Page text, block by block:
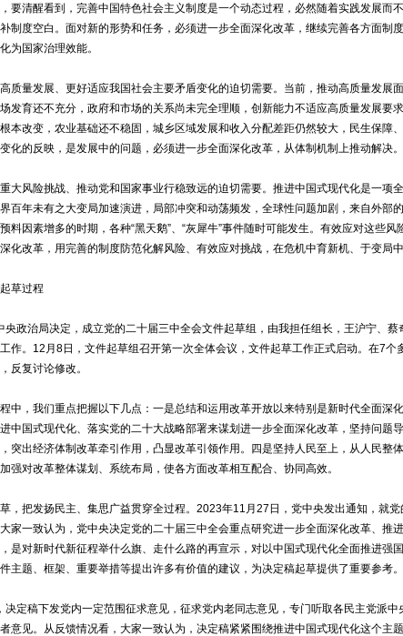
要清醒看到，完善中国特色社会主义制度是一个动态过程，必然随着实践发展而
制度空白。面对新的形势和任务，必须进一步全面深化改革，继续完善各方面制
为国家治理效能。
量发展、更好适应我国社会主要矛盾变化的迫切需要。当前，推动高质量发展
发育还不充分，政府和市场的关系尚未完全理顺，创新能力不适应高质量发展要
本改变，农业基础还不稳固，城乡区域发展和收入分配差距仍然较大，民生保障
化的反映，是发展中的问题，必须进一步全面深化改革，从体制机制上推动解决。
风险挑战、推动党和国家事业行稳致远的迫切需要。推进中国式现代化是一项
百年未有之大变局加速演进，局部冲突和动荡频发，全球性问题加剧，来自外部
料因素增多的时期，各种“黑天鹅”、“灰犀牛”事件随时可能发生。有效应对这些
化改革，用完善的制度防范化解风险、有效应对挑战，在危机中育新机、于变局中
草过程
治局决定，成立党的二十届三中全会文件起草组，由我担任组长，王沪宁、蔡
作。12月8日，文件起草组召开第一次全体会议，文件起草工作正式启动。在7
反复讨论修改。
，我们重点把握以下几点：一是总结和运用改革开放以来特别是新时代全面深
中国式现代化、落实党的二十大战略部署来谋划进一步全面深化改革，坚持问题
突出经济体制改革牵引作用，凸显改革引领作用。四是坚持人民至上，从人民整
强对改革整体谋划、系统布局，使各方面改革相互配合、协同高效。
把发扬民主、集思广益贯穿全过程。2023年11月27日，党中央发出通知，就党
家一致认为，党中央决定党的二十届三中全会重点研究进一步全面深化改革、推
是对新时代新征程举什么旗、走什么路的再宣示，对以中国式现代化全面推进强
主题、框架、重要举措等提出许多有价值的建议，为决定稿起草提供了重要参考。
稿下发党内一定范围征求意见，征求党内老同志意见，专门听取各民主党派中
意见。从反馈情况看，大家一致认为，决定稿紧紧围绕推进中国式现代化这个主